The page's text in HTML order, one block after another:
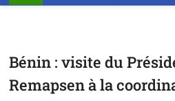
Bénin : visite du
Remapsen à la